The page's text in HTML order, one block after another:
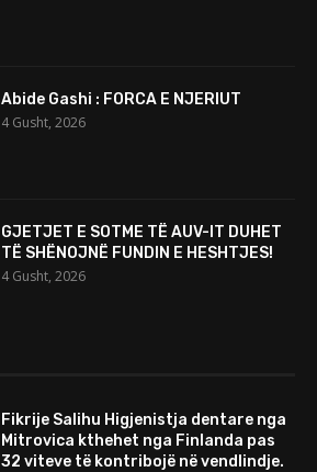
Abide Gashi : FORCA E NJERIUT
4 Gusht, 2026
GJETJET E SOTME TË AUV-IT DUHET
TË SHËNOJNË FUNDIN E HESHTJES!
4 Gusht, 2026
Fikrije Salihu Higjenistja dentare nga
Mitrovica kthehet nga Finlanda pas
32 viteve të kontribojë në vendlindje.